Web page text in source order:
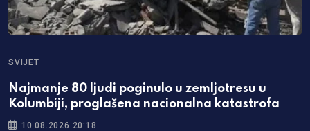
SVIJET
Najmanje 80 ljudi poginulo u zemljotresu u
Kolumbiji, proglašena nacionalna katastrofa
10.08.2026 20:18